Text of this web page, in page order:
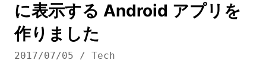
に表示する Android アプリを
作りました
2017/07/05 / Tech